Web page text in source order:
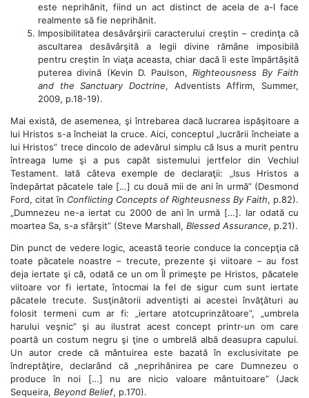
este neprihănit, fiind un act distinct de acela de a-l face
realmente să fie neprihănit.
Imposibilitatea desăvârşirii caracterului creştin – credinţa că
ascultarea desăvârşită a legii divine rămâne imposibilă
pentru creştin în viaţa aceasta, chiar dacă îi este împărtăşită
puterea divină (Kevin D. Paulson,Righteousness By Faith
and the Sanctuary Doctrine, Adventists Affirm, Summer,
2009, p.18-19).
Mai există, de asemenea, şi întrebarea dacă lucrarea ispăşitoare a
lui Hristos s-a încheiat la cruce. Aici, conceptul „lucrării încheiate a
lui Hristos” trece dincolo de adevărul simplu că Isus a murit pentru
întreaga lume şi a pus capăt sistemului jertfelor din Vechiul
Testament. Iată câteva exemple de declaraţii: „Isus Hristos a
îndepărtat păcatele tale […] cu două mii de ani în urmă” (Desmond
Ford, citat în Conflicting Concepts of Righteusness By Faith, p.82).
„Dumnezeu ne-a iertat cu 2000 de ani în urmă […]. Iar odată cu
moartea Sa, s-a sfârşit” (Steve Marshall, Blessed Assurance, p.21).
Din punct de vedere logic, această teorie conduce la concepţia că
toate păcatele noastre – trecute, prezente şi viitoare – au fost
deja iertate şi că, odată ce un om Îl primeşte pe Hristos, păcatele
viitoare vor fi iertate, întocmai la fel de sigur cum sunt iertate
păcatele trecute. Susţinătorii adventişti ai acestei învăţături au
folosit termeni cum ar fi: „iertare atotcuprinzătoare”, „umbrela
harului veşnic” şi au ilustrat acest concept printr-un om care
poartă un costum negru şi ţine o umbrelă albă deasupra capului.
Un autor crede că mântuirea este bazată în exclusivitate pe
îndreptăţire, declarând că „neprihănirea pe care Dumnezeu o
produce în noi […] nu are nicio valoare mântuitoare” (Jack
Sequeira, Beyond Belief, p.170).